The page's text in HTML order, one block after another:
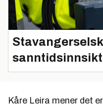
Kåre Leira mener det